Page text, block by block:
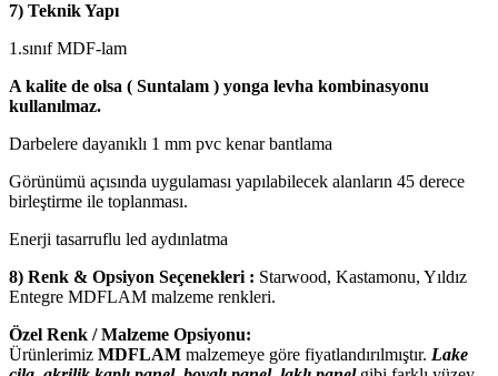
7) Teknik Yapı
1.sınıf MDF-lam
A kalite de olsa ( Suntalam ) yonga levha kombinasyonu
kullanılmaz.
Darbelere dayanıklı 1 mm pvc kenar bantlama
Görünümü açısında uygulaması yapılabilecek alanların 45 derece
birleştirme ile toplanması.
Enerji tasarruflu led aydınlatma
8) Renk & Opsiyon Seçenekleri : Starwood, Kastamonu, Yıldız
Entegre MDFLAM malzeme renkleri.
Özel Renk / Malzeme Opsiyonu:
Ürünlerimiz MDFLAM malzemeye göre fiyatlandırılmıştır. Lake